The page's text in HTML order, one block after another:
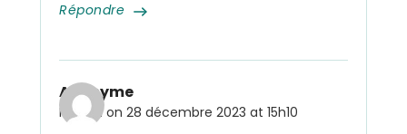
Répondre
Anonyme
Posted on 28 décembre 2023 at 15h10